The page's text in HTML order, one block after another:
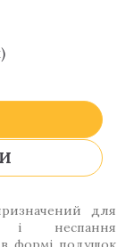
для
і неспання